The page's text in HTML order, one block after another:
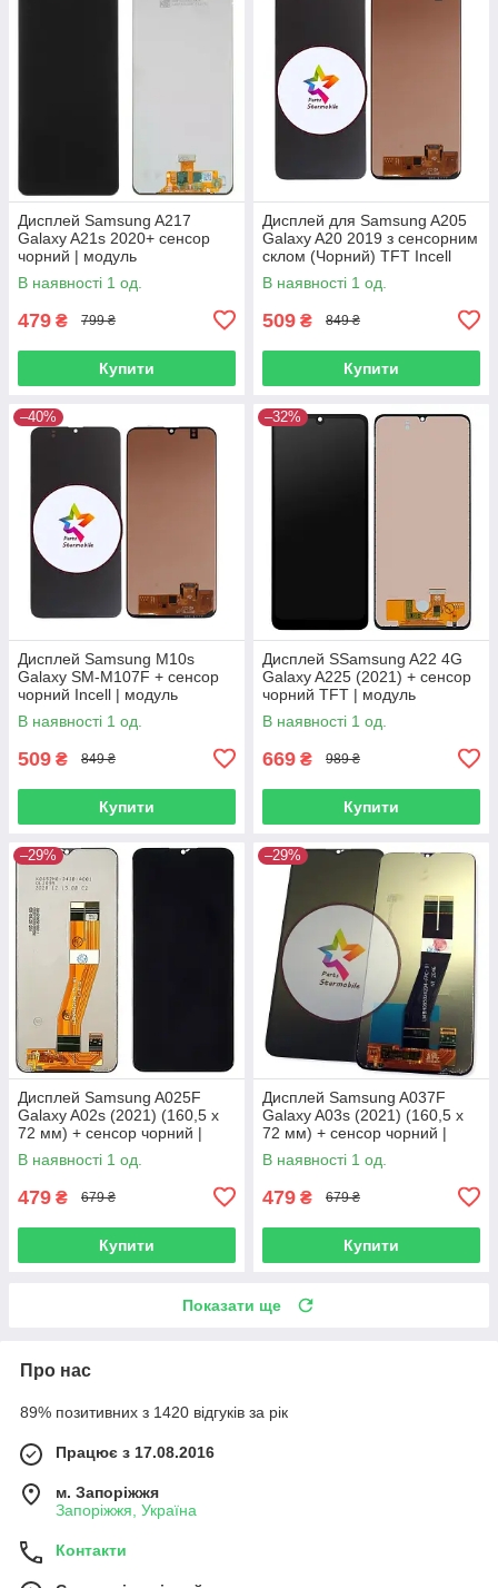
Дисплей Samsung A217
Galaxy A21s 2020+ сенсор
чорний | модуль
В наявності 1 од.
479 ₴ 799 ₴
Купити
Дисплей для Samsung A205
Galaxy A20 2019 з сенсорним
склом (Чорний) TFT Incell
В наявності 1 од.
509 ₴ 849 ₴
Купити
–40%
Дисплей Samsung M10s
Galaxy SM-M107F + сенсор
чорний Incell | модуль
В наявності 1 од.
509 ₴ 849 ₴
Купити
–32%
Дисплей SSamsung A22 4G
Galaxy A225 (2021) + сенсор
чорний TFT | модуль
В наявності 1 од.
669 ₴ 989 ₴
Купити
–29%
Дисплей Samsung A025F
Galaxy A02s (2021) (160,5 x
72 мм) + сенсор чорний |
модуль
В наявності 1 од.
479 ₴ 679 ₴
Купити
–29%
Дисплей Samsung A037F
Galaxy A03s (2021) (160,5 x
72 мм) + сенсор чорний |
модуль
В наявності 1 од.
479 ₴ 679 ₴
Купити
Показати ще
Про нас
89% позитивних з 1420 відгуків за рік
Працює з 17.08.2016
м. Запоріжжя
Запоріжжя, Україна
Контакти